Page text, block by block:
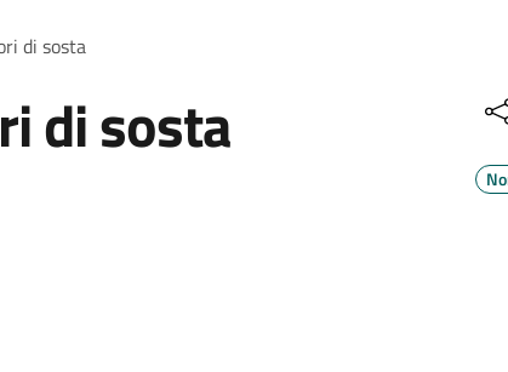
di sosta
di sosta